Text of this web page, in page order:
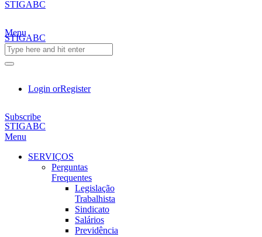
STIGABC
Menu
STIGABC
Login orRegister
Subscribe
STIGABC
Menu
SERVIÇOS
Perguntas
Frequentes
Legislação
Trabalhista
Sindicato
Salários
Previdência